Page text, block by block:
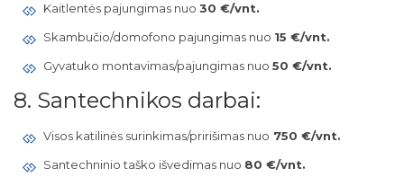
Kaitlentės pajungimas nuo 30 €/vnt.
Skambučio/domofono pajungimas nuo 15 €/vnt.
Gyvatuko montavimas/pajungimas nuo 50 €/vnt.
8. Santechnikos darbai:
Visos katilinės surinkimas/pririšimas nuo 750 €/vnt.
Santechninio taško išvedimas nuo 80 €/vnt.